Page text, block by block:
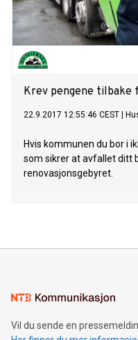
Krev pengene tilbake
22.9.2017 12:55:46 CEST
Hvis kommunen du bor i
som sikrer at avfallet ditt
renovasjonsgebyret.
Vil du sende en